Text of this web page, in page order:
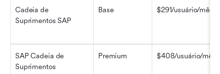
Cadeia de
Suprimentos SAP
Base $291/usuário/mês
SAP Cadeia de
Suprimentos
Premium $408/usuário/mês